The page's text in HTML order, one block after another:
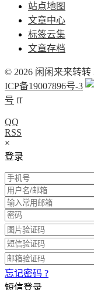
站点地图
文章中心
标签云集
文章存档
© 2026 闲闲来来转转
ICP备19007896号-3
号 ff
QQ
RSS
×
登录
忘记密码 ?
短信登录